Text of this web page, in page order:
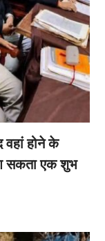
वहां होने के
सकता एक शुभ